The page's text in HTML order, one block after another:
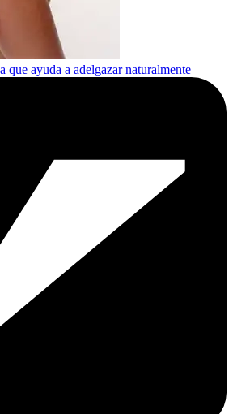
que ayuda a adelgazar naturalmente